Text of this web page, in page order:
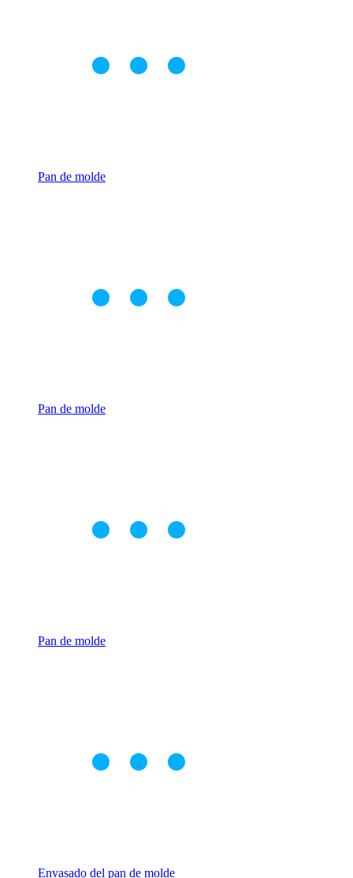
Pan de molde
Pan de molde
Pan de molde
Envasado del pan de molde